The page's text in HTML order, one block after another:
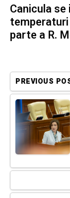
Canicula
parte a R.
PREVIOUS